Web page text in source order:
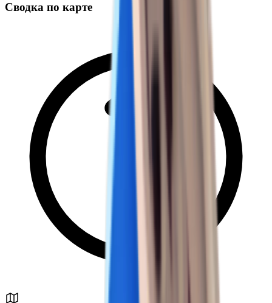
Сводка по карте